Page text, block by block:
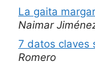
La gaita
Naimar
7 datos claves
Romero